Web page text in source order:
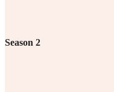
Season 2